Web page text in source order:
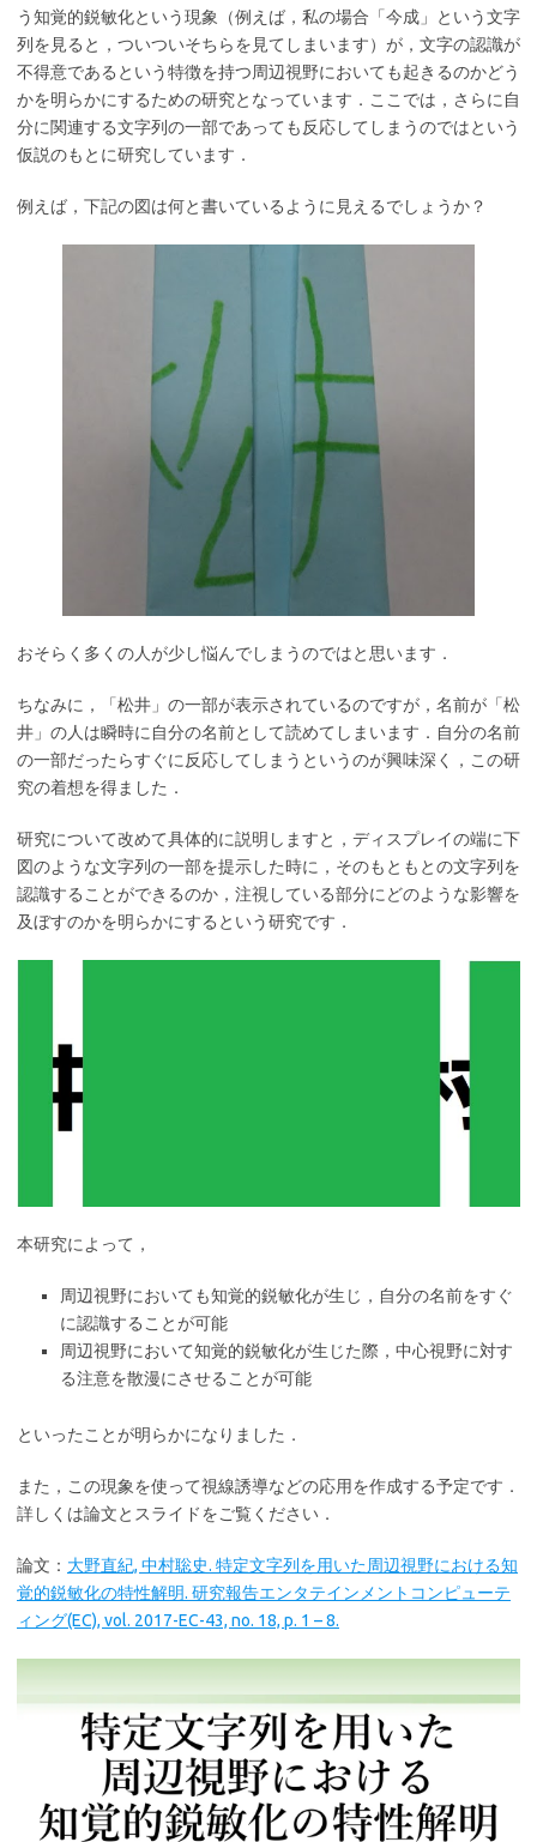
う知覚的鋭敏化という現象（例えば，私の場合「今成」という文字
列を見ると，ついついそちらを見てしまいます）が，文字の認識が
不得意であるという特徴を持つ周辺視野においても起きるのかどう
かを明らかにするための研究となっています．ここでは，さらに自
分に関連する文字列の一部であっても反応してしまうのではという
仮説のもとに研究しています．
例えば，下記の図は何と書いているように見えるでしょうか？
おそらく多くの人が少し悩んでしまうのではと思います．
ちなみに，「松井」の一部が表示されているのですが，名前が「松
井」の人は瞬時に自分の名前として読めてしまいます．自分の名前
の一部だったらすぐに反応してしまうというのが興味深く，この研
究の着想を得ました．
研究について改めて具体的に説明しますと，ディスプレイの端に下
図のような文字列の一部を提示した時に，そのもともとの文字列を
認識することができるのか，注視している部分にどのような影響を
及ぼすのかを明らかにするという研究です．
本研究によって，
周辺視野においても知覚的鋭敏化が生じ，自分の名前をすぐ
に認識することが可能
周辺視野において知覚的鋭敏化が生じた際，中心視野に対す
る注意を散漫にさせることが可能
といったことが明らかになりました．
また，この現象を使って視線誘導などの応用を作成する予定です．
詳しくは論文とスライドをご覧ください．
論文： 大野直紀, 中村聡史. 特定文字列を用いた周辺視野における知
覚的鋭敏化の特性解明. 研究報告エンタテインメントコンピューテ
ィング(EC), vol. 2017-EC-43, no. 18, p. 1 – 8.